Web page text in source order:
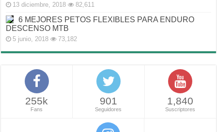
13 diciembre, 2018 82,611
6 MEJORES PETOS FLEXIBLES PARA ENDURO
DESCENSO MTB
5 junio, 2018 73,182
255k
Fans
901
Seguidores
1,840
Suscriptores